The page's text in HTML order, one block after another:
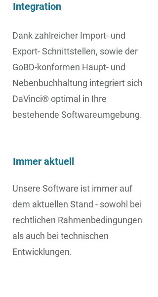
Integration
Dank zahlreicher Import- und
Export- Schnittstellen, sowie der
GoBD-konformen Haupt- und
Nebenbuchhaltung integriert sich
DaVinci® optimal in Ihre
bestehende Softwareumgebung.
Immer aktuell
Unsere Software ist immer auf
dem aktuellen Stand - sowohl bei
rechtlichen Rahmenbedingungen
als auch bei technischen
Entwicklungen.